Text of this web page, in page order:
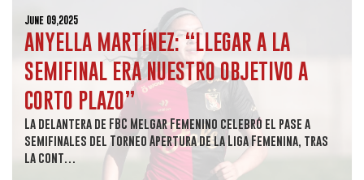
June 09,2025
ANYELLA MARTÍNEZ: “LLEGAR A LA
SEMIFINAL ERA NUESTRO OBJETIVO A
CORTO PLAZO”
La delantera de FBC Melgar Femenino celebró el pase a
semifinales del Torneo Apertura de la Liga Femenina, tras
la cont…